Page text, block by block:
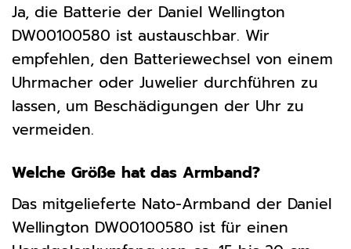
Ja, die Batterie der Daniel Wellington
DW00100580 ist austauschbar. Wir
empfehlen, den Batteriewechsel von einem
Uhrmacher oder Juwelier durchführen zu
lassen, um Beschädigungen der Uhr zu
vermeiden.
Welche Größe hat das Armband?
Das mitgelieferte Nato-Armband der Daniel
Wellington DW00100580 ist für einen